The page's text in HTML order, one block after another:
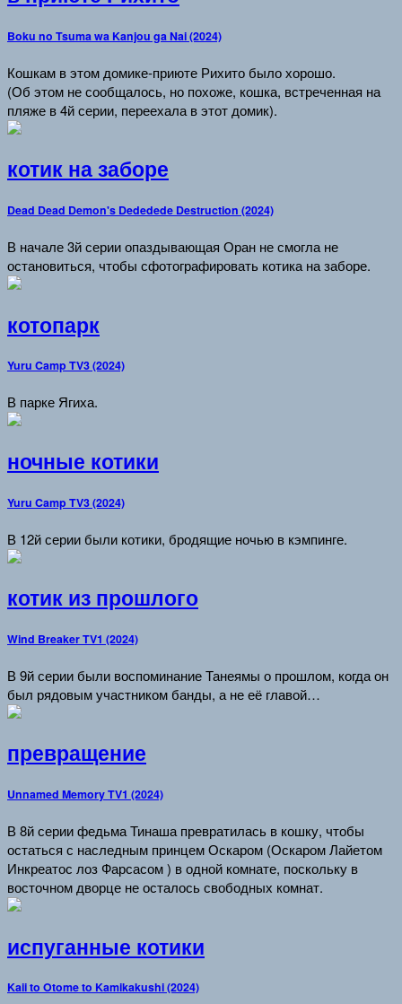
Boku no Tsuma wa Kanjou ga Nai (2024)
Кошкам в этом домике-приюте Рихито было хорошо.
(Об этом не сообщалось, но похоже, кошка, встреченная на
пляже в 4й серии, переехала в этот домик).
котик на заборе
Dead Dead Demon's Dededede Destruction (2024)
В начале 3й серии опаздывающая Оран не смогла не
остановиться, чтобы сфотографировать котика на заборе.
котопарк
Yuru Camp TV3 (2024)
В парке Ягиха.
ночные котики
Yuru Camp TV3 (2024)
В 12й серии были котики, бродящие ночью в кэмпинге.
котик из прошлого
Wind Breaker TV1 (2024)
В 9й серии были воспоминание Танеямы о прошлом, когда он
был рядовым участником банды, а не её главой…
превращение
Unnamed Memory TV1 (2024)
В 8й серии федьма Тинаша превратилась в кошку, чтобы
остаться с наследным принцем Оскаром (Оскаром Лайетом
Инкреатос лоз Фарсасом ) в одной комнате, поскольку в
восточном дворце не осталось свободных комнат.
испуганные котики
Kaii to Otome to Kamikakushi (2024)